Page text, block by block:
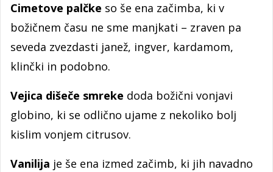
Cimetove palčke so še ena začimba, ki v
božičnem času ne sme manjkati – zraven pa
seveda zvezdasti janež, ingver, kardamom,
klinčki in podobno.
Vejica dišeče smreke doda božični vonjavi
globino, ki se odlično ujame z nekoliko bolj
kislim vonjem citrusov.
Vanilija je še ena izmed začimb, ki jih navadno